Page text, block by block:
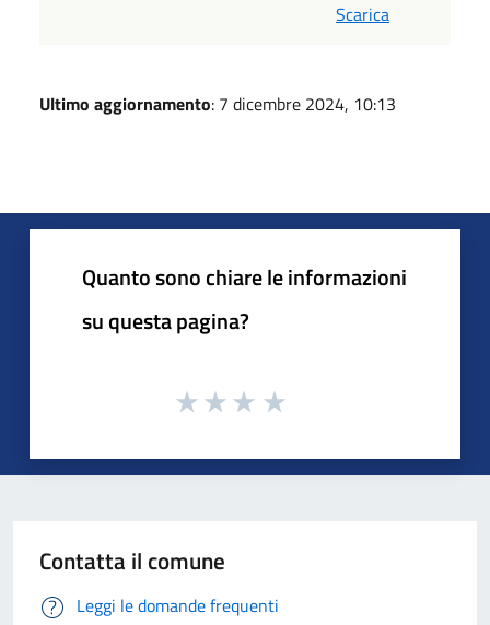
Scarica
Ultimo aggiornamento: 7 dicembre 2024, 10:13
Quanto sono chiare le informazioni
su questa pagina?
Contatta il comune
Leggi le domande frequenti